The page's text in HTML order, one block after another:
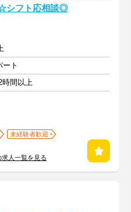
シフト応相談◎
ート
時間以上
未経験者歓迎
人一覧を見る